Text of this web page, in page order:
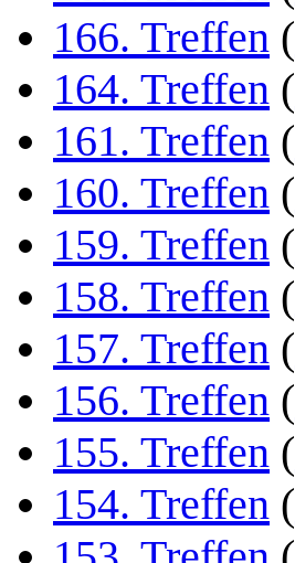
166. Treffen (
164. Treffen (
161. Treffen (
160. Treffen (
159. Treffen (
158. Treffen (
157. Treffen (
156. Treffen (
155. Treffen (
154. Treffen (